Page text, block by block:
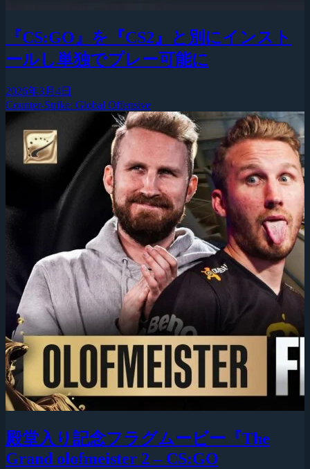
『CS:GO』を『CS2』と別にインスト
ールし単独でプレー可能に
2026年3月4日
Counter-Strike: Global Offensive
殿堂入り記念フラグムービー『The
Grand olofmeister 2 – CS:GO